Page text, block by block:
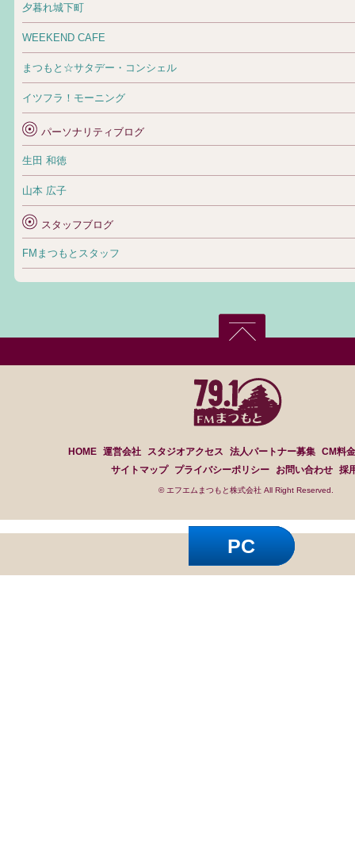
夕暮れ城下町
WEEKEND CAFE
まつもと☆サタデー・コンシェル
イツフラ！モーニング
パーソナリティブログ
生田 和徳
山本 広子
スタッフブログ
FMまつもとスタッフ
HOME 運営会社 スタジオアクセス 法人パートナー募集 CM料
サイトマップ
プライバシーポリシー お問い合わせ 採
© エフエムまつもと株式会社 All Right Reserved.
PC